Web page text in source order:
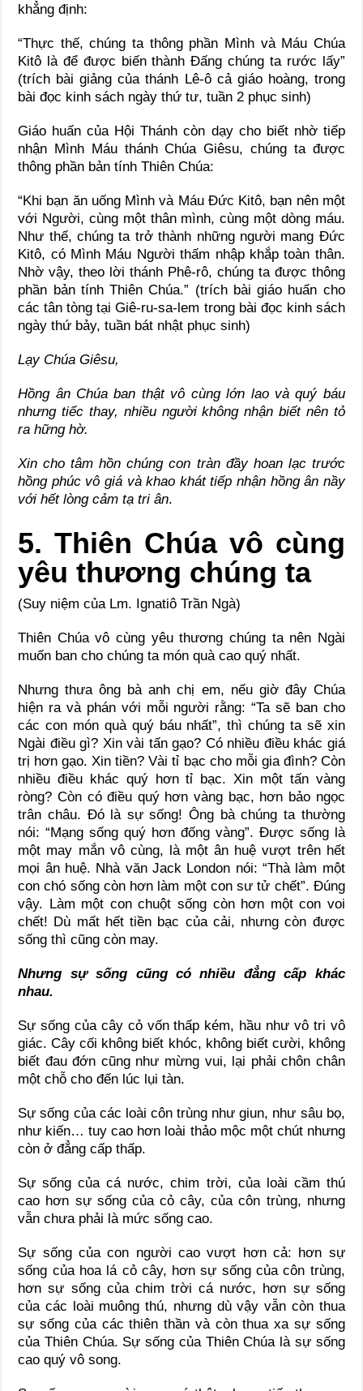
khẳng định:
“Thực thế, chúng ta thông phần Mình và Máu Chúa
Kitô là để được biến thành Đấng chúng ta rước lấy”
(trích bài giảng của thánh Lê-ô cả giáo hoàng, trong
bài đọc kinh sách ngày thứ tư, tuần 2 phục sinh)
Giáo huấn của Hội Thánh còn dạy cho biết nhờ tiếp
nhận Mình Máu thánh Chúa Giêsu, chúng ta được
thông phần bản tính Thiên Chúa:
“Khi bạn ăn uống Mình và Máu Đức Kitô, bạn nên một
với Người, cùng một thân mình, cùng một dòng máu.
Như thế, chúng ta trở thành những người mang Đức
Kitô, có Mình Máu Người thấm nhập khắp toàn thân.
Nhờ vậy, theo lời thánh Phê-rô, chúng ta được thông
phần bản tính Thiên Chúa.” (trích bài giáo huấn cho
các tân tòng tại Giê-ru-sa-lem trong bài đọc kinh sách
ngày thứ bảy, tuần bát nhật phục sinh)
Lạy Chúa Giêsu,
Hồng ân Chúa ban thật vô cùng lớn lao và quý báu
nhưng tiếc thay, nhiều người không nhận biết nên tỏ
ra hững hờ.
Xin cho tâm hồn chúng con tràn đầy hoan lạc trước
hồng phúc vô giá và khao khát tiếp nhận hồng ân nầy
với hết lòng cảm tạ tri ân.
5. Thiên Chúa vô cùng
yêu thương chúng ta
(Suy niệm của Lm. Ignatiô Trần Ngà)
Thiên Chúa vô cùng yêu thương chúng ta nên Ngài
muốn ban cho chúng ta món quà cao quý nhất.
Nhưng thưa ông bà anh chị em, nếu giờ đây Chúa
hiện ra và phán với mỗi người rằng: “Ta sẽ ban cho
các con món quà quý báu nhất”, thì chúng ta sẽ xin
Ngài điều gì? Xin vài tấn gạo? Có nhiều điều khác giá
trị hơn gạo. Xin tiền? Vài tỉ bạc cho mỗi gia đình? Còn
nhiều điều khác quý hơn tỉ bạc. Xin một tấn vàng
ròng? Còn có điều quý hơn vàng bạc, hơn bảo ngọc
trân châu. Đó là sự sống! Ông bà chúng ta thường
nói: “Mạng sống quý hơn đống vàng”. Được sống là
một may mắn vô cùng, là một ân huệ vượt trên hết
mọi ân huệ. Nhà văn Jack London nói: “Thà làm một
con chó sống còn hơn làm một con sư tử chết”. Đúng
vậy. Làm một con chuột sống còn hơn một con voi
chết! Dù mất hết tiền bạc của cải, nhưng còn được
sống thì cũng còn may.
Nhưng sự sống cũng có nhiều đẳng cấp khác
nhau.
Sự sống của cây cỏ vốn thấp kém, hầu như vô tri vô
giác. Cây cối không biết khóc, không biết cười, không
biết đau đớn cũng như mừng vui, lại phải chôn chân
một chỗ cho đến lúc lụi tàn.
Sự sống của các loài côn trùng như giun, như sâu bọ,
như kiến… tuy cao hơn loài thảo mộc một chút nhưng
còn ở đẳng cấp thấp.
Sự sống của cá nước, chim trời, của loài cầm thú
cao hơn sự sống của cỏ cây, của côn trùng, nhưng
vẫn chưa phải là mức sống cao.
Sự sống của con người cao vượt hơn cả: hơn sự
sống của hoa lá cỏ cây, hơn sự sống của côn trùng,
hơn sự sống của chim trời cá nước, hơn sự sống
của các loài muông thú, nhưng dù vậy vẫn còn thua
sự sống của các thiên thần và còn thua xa sự sống
của Thiên Chúa. Sự sống của Thiên Chúa là sự sống
cao quý vô song.